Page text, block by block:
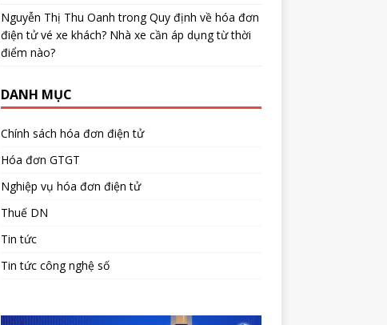
Nguyễn Thị Thu Oanh trongQuy định về hóa đơn
điện tử vé xe khách? Nhà xe cần áp dụng từ thời
điểm nào?
DANH MỤC
Chính sách hóa đơn điện tử
Hóa đơn GTGT
Nghiệp vụ hóa đơn điện tử
Thuế DN
Tin tức
Tin tức công nghệ số